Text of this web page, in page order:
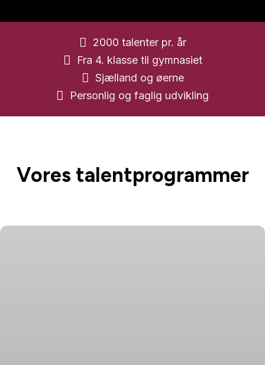
 2000 talenter pr. år
 Fra 4. klasse til gymnasiet
 Sjælland og øerne
 Personlig og faglig udvikling
Vores talentprogrammer